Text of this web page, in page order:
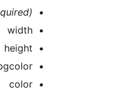
width
height
color